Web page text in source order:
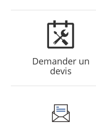
Demander un
devis